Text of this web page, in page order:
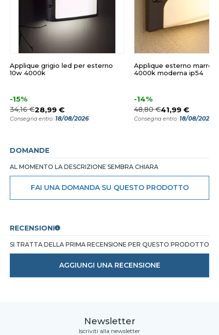
Applique grigio led per esterno
10w 4000k
-15%
34,16 €28,99 €
Consegna entro: 18/08/2026
Applique esterno
4000k moderna ip54
-14%
48,80 €41,99 €
Consegna entro: 18/08/2026
DOMANDE
AL MOMENTO LA DESCRIZIONE SEMBRA CHIARA
FAI UNA DOMANDA SU QUESTO PRODOTTO
RECENSIONI
SI TRATTA DELLA PRIMA RECENSIONE PER QUESTO PRODOTTO
AGGIUNGI UNA RECENSIONE
Newsletter
Iscriviti alla newsletter